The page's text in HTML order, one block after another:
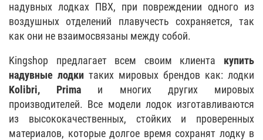
надувных лодках ПВХ, при повреждении одного из
воздушных отделений плавучесть сохраняется, так
как они не взаимосвязаны между собой.
Kingshop предлагает всем своим клиента купить
надувные лодки таких мировых брендов как: лодки
Kolibri, Prima и многих других мировых
производителей. Все модели лодок изготавливаются
из высококачественных, стойких и проверенных
материалов, которые долгое время сохранят лодку в